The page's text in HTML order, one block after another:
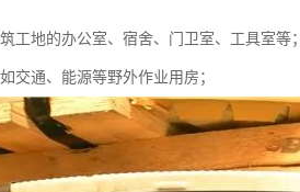
工地的办公室、宿舍、门卫室、工具室等；
交通、能源等野外作业用房；